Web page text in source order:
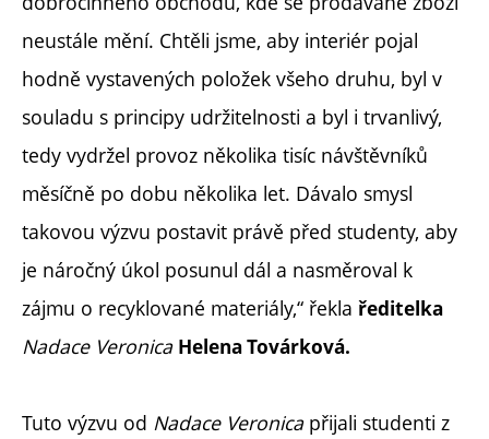
neustále mění. Chtěli jsme, aby interiér pojal
hodně vystavených položek všeho druhu, byl v
souladu s principy udržitelnosti a byl i trvanlivý,
tedy vydržel provoz několika tisíc návštěvníků
měsíčně po dobu několika let. Dávalo smysl
takovou výzvu postavit právě před studenty, aby
je náročný úkol posunul dál a nasměroval k
zájmu o recyklované materiály,“ řekla ředitelka
Nadace Veronica Helena Továrková.
Tuto výzvu od Nadace Veronicapřijali studenti z